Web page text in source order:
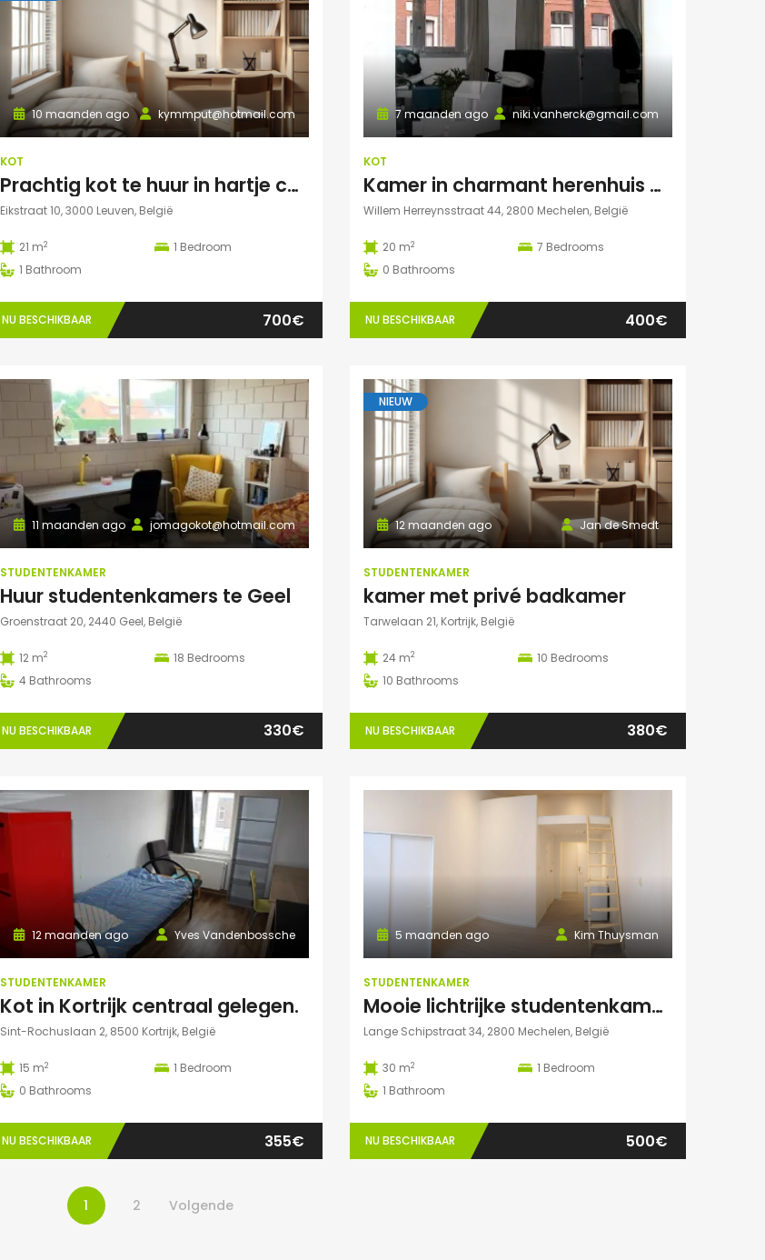
kymmput@hotmail.com
10 maanden ago
KOT
Prachtig kot te huur in hartje centrum Leuven
Eikstraat 10, 3000 Leuven, België
21 m2 1 Bedroom
1 Bathroom
NU BESCHIKBAAR 700€
niki.vanherck@gmail.com
7 maanden ago
KOT
Kamer in charmant herenhuis met grote zonnige tuin
Willem Herreynsstraat 44, 2800 Mechelen, België
20 m2 7 Bedrooms
0 Bathrooms
NU BESCHIKBAAR 400€
jomagokot@hotmail.com
11 maanden ago
STUDENTENKAMER
Huur studentenkamers te Geel
Groenstraat 20, 2440 Geel, België
12 m2 18 Bedrooms
4 Bathrooms
NU BESCHIKBAAR 330€
NIEUW
Jan de Smedt
12 maanden ago
STUDENTENKAMER
kamer met privé badkamer
Tarwelaan 21, Kortrijk, België
24 m2 10 Bedrooms
10 Bathrooms
NU BESCHIKBAAR 380€
Yves Vandenbossche
12 maanden ago
STUDENTENKAMER
Kot in Kortrijk centraal gelegen.
Sint-Rochuslaan 2, 8500 Kortrijk, België
15 m2 1 Bedroom
0 Bathrooms
NU BESCHIKBAAR 355€
Kim Thuysman
5 maanden ago
STUDENTENKAMER
Mooie lichtrijke studentenkamer in hartje Mechelen! (te huur t.e.m. 31 augustus)
Lange Schipstraat 34, 2800 Mechelen, België
30 m2 1 Bedroom
1 Bathroom
NU BESCHIKBAAR 500€
1 2 Volgende